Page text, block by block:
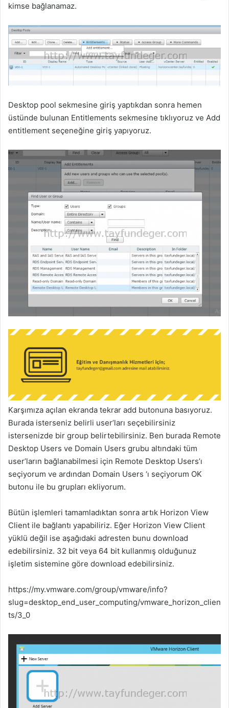
e
m
e
k
kimse bağlanamaz.
Desktop pool sekmesine giriş yaptıkdan sonra hemen
üstünde bulunan Entitlements sekmesine tıklıyoruz ve Add
entitlement seçeneğine giriş yapıyoruz.
Karşımıza açılan ekranda tekrar add butonuna basıyoruz.
Burada isterseniz belirli user’ları seçebilirsiniz
istersenizde bir group belirtebilirsiniz. Ben burada Remote
Desktop Users ve Domain Users grubu altındaki tüm
user’ların bağlanabilmesi için Remote Desktop Users’ı
seçiyorum ve ardından Domain Users ‘ı seçiyorum OK
butonu ile bu grupları ekliyorum.
Bütün işlemleri tamamladıktan sonra artık Horizon View
Client ile bağlantı yapabiliriz. Eğer Horizon View Client
yüklü değil ise aşağıdaki adresten bunu download
edebilirsiniz. 32 bit veya 64 bit kullanmış olduğunuz
işletim sistemine göre download edebilirsiniz.
https://my.vmware.com/group/vmware/info?
slug=desktop_end_user_computing/vmware_horizon_clien
ts/3_0